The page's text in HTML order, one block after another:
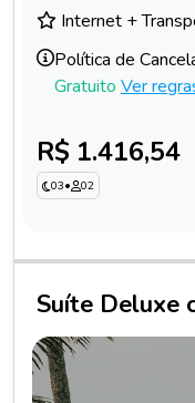
Internet +
Política de
Gratuito Ver
R$ 1.416,54
03• 02
Suíte Deluxe